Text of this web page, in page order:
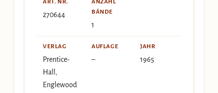
ART. NR.
270644
ANZAHL
BÄNDE
1
VERLAG
Prentice-
Hall,
Englewood
AUFLAGE
–
JAHR
1965